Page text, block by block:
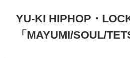
YU-KI HIPHOP・
「MAYUMI/SOUL/